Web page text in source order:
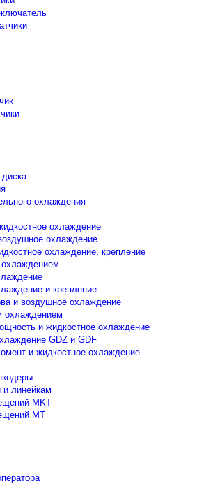
охлаждения
охлаждение
охлаждение
охлаждение, крепление
и крепление
и воздушное охлаждение
охлаждением
и жидкостное охлаждение
GDZ и GDF
и жидкостное охлаждение
и линейкам
MKT
MT